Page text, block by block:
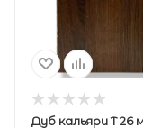
Дуб кальяри Т 26